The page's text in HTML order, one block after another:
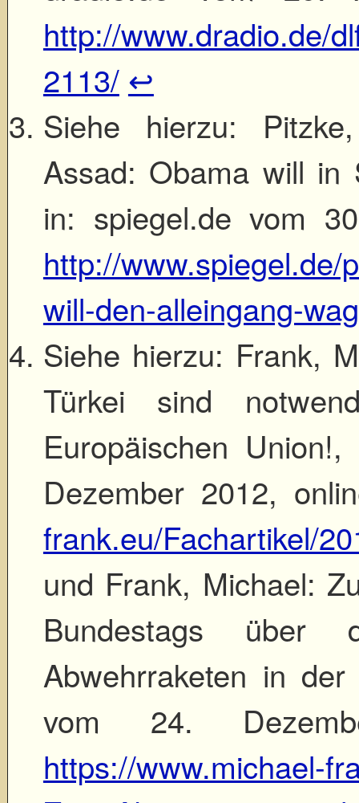
http://www.dradio.de/
2113/ ↩
Siehe hierzu:
Assad: Obama will in
in: spiegel.de vom
http://www.spiegel.de/
will-den-alleingang-
Siehe hierzu: Frank,
Türkei sind
Europäischen
Dezember 2012,
frank.eu/Fachartikel/
und Frank, Michael:
Bundestags über
Abwehrraketen in der
vom 24.
https://www.michael-